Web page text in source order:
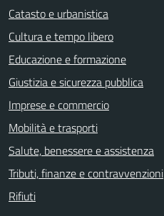
Catasto e urbanistica
Cultura e tempo libero
Educazione e formazione
Giustizia e sicurezza pubblica
Imprese e commercio
Mobilità e trasporti
Salute, benessere e assistenza
Tributi, finanze e contravvenzioni
Rifiuti